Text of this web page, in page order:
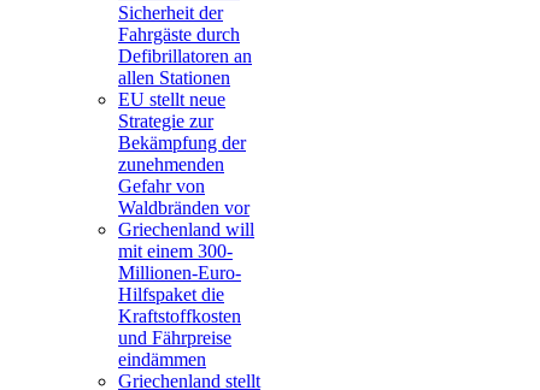
Sicherheit der
Fahrgäste durch
Defibrillatoren an
allen Stationen
EU stellt neue
Strategie zur
Bekämpfung der
zunehmenden
Gefahr von
Waldbränden vor
Griechenland will
mit einem 300-
Millionen-Euro-
Hilfspaket die
Kraftstoffkosten
und Fährpreise
eindämmen
Griechenland stellt